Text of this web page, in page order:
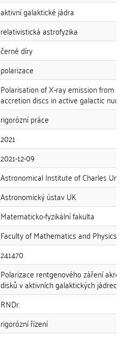
aktivní galaktické jádra
relativistická astrofyzika
černé díry
polarizace
Polarisation of X-ray emission from
accretion discs in active galactic
rigorózní práce
2021
2021-12-09
Astronomical Institute of Charles
Astronomický ústav UK
Matematicko-fyzikální fakulta
Faculty of Mathematics and Physics
241470
Polarizace rentgenového záření
disků v aktivních galaktických jádrech
RNDr.
rigorózní řízení